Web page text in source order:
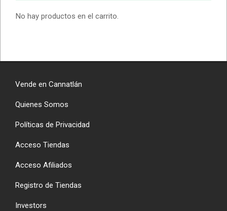
No hay productos en el carrito.
Vende en Cannatlán
Quienes Somos
Políticas de Privacidad
Acceso Tiendas
Acceso Afiliados
Registro de Tiendas
Investors